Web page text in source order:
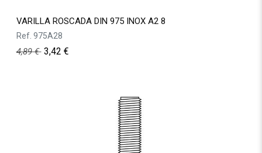
VARILLA ROSCADA DIN 975 INOX A2 8
Ref. 975A28
4,89€ 3,42 €